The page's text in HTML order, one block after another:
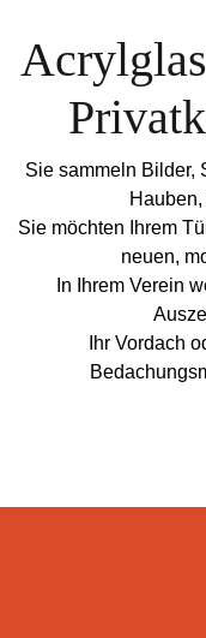
Sie sammeln Bilder,
Sie möchten Ihrem
neuen,
In Ihrem Verein
Ihr Vordach